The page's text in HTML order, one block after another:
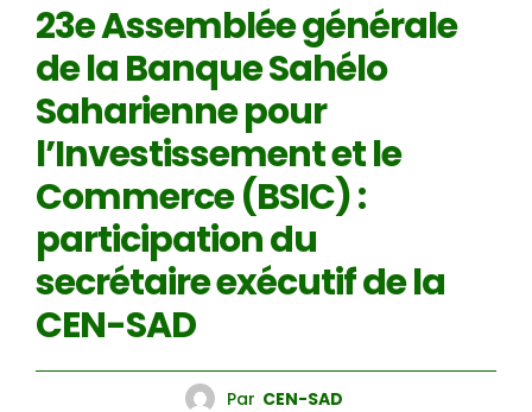
23e Assemblée générale
de la Banque Sahélo
Saharienne pour
l’Investissement et le
Commerce (BSIC) :
participation du
secrétaire exécutif de la
CEN-SAD
Par CEN-SAD